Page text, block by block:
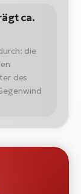
ca.
die
des